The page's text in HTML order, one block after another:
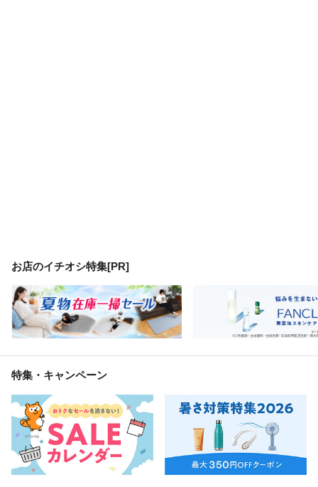
お店のイチオシ特集[PR]
特集・キャンペーン